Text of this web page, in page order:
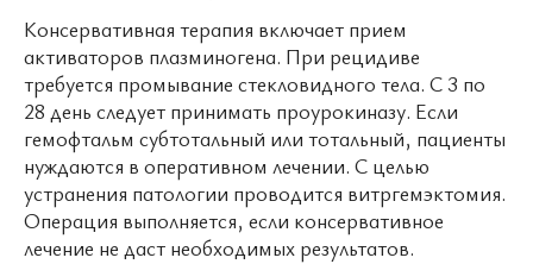
Консервативная терапия включает прием
активаторов плазминогена. При рецидиве
требуется промывание стекловидного тела. С 3 по
28 день следует принимать проурокиназу. Если
гемофтальм субтотальный или тотальный, пациенты
нуждаются в оперативном лечении. С целью
устранения патологии проводится витргемэктомия.
Операция выполняется, если консервативное
лечение не даст необходимых результатов.